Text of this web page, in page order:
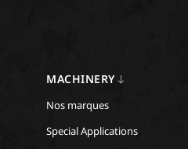
MACHINERY
Nos marques
Special Applications